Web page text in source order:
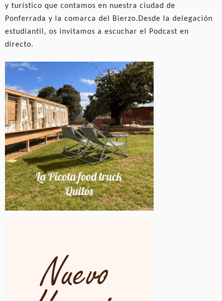
y turístico que contamos en nuestra ciudad de
Ponferrada y la comarca del Bierzo. Desde la delegación
estudiantil, os invitamos a escuchar el Podcast en
directo.